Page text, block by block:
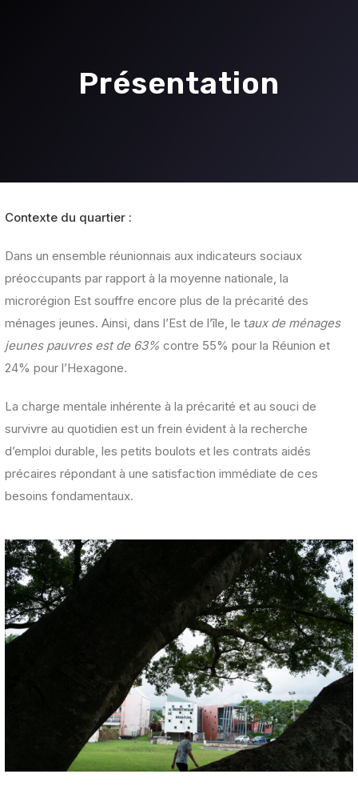
Présentation
Contexte du quartier :
Dans un ensemble réunionnais aux indicateurs sociaux
préoccupants par rapport à la moyenne nationale, la
microrégion Est souffre encore plus de la précarité des
ménages jeunes. Ainsi, dans l’Est de l’île, le taux de ménages
jeunes pauvres est de 63%contre 55% pour la Réunion et
24% pour l’Hexagone.
La charge mentale inhérente à la précarité et au souci de
survivre au quotidien est un frein évident à la recherche
d’emploi durable, les petits boulots et les contrats aidés
précaires répondant à une satisfaction immédiate de ces
besoins fondamentaux.